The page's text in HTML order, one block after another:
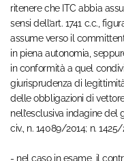
ritenere che ITC abbia
sensi dell’art. 1741 c.c.,
assume verso il
in piena autonomia,
in conformità a quel
giurisprudenza di
delle obbligazioni di
nell’esclusiva indagine del
civ., n. 14089/2014; n.
- nel caso in esame, il